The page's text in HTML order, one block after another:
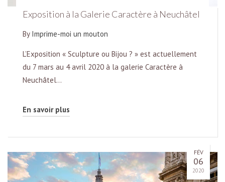
Exposition à la Galerie Caractère à Neuchâtel
By Imprime-moi un mouton
L’Exposition « Sculpture ou Bijou ? » est actuellement
du 7 mars au 4 avril 2020 à la galerie Caractère à
Neuchâtel…
En savoir plus
FÉV
06
2020